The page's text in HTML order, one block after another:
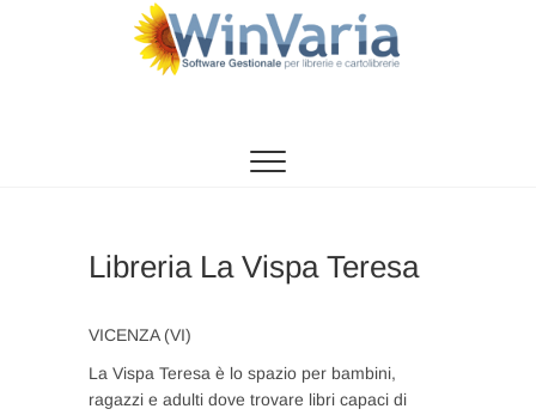
Libreria La Vispa Teresa
VICENZA (VI)
La Vispa Teresa è lo spazio per bambini,
ragazzi e adulti dove trovare libri capaci di